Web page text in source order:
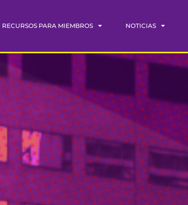
RECURSOS PARA MIEMBROS NOTICIAS